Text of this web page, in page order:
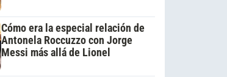
Cómo era la especial relación de
Antonela Roccuzzo con Jorge
Messi más allá de Lionel